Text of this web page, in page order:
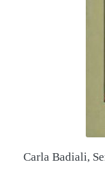
Carla Badiali,